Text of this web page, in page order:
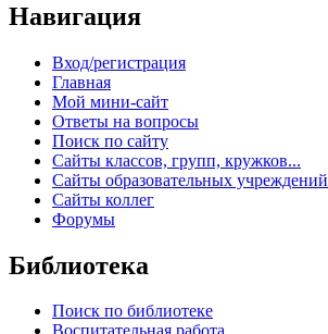
Навигация
Вход/регистрация
Главная
Мой мини-сайт
Ответы на вопросы
Поиск по сайту
Сайты классов, групп, кружков...
Сайты образовательных учреждений
Сайты коллег
Форумы
Библиотека
Поиск по библиотеке